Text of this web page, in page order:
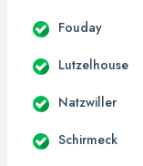
Fouday
Lutzelhouse
Natzwiller
Schirmeck